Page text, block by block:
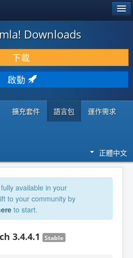
Downloads
下載
啟動
擴充套件 語言包 運作需求
正體中文
available in your
to your community by
to start.
3.4.4.1 Stable